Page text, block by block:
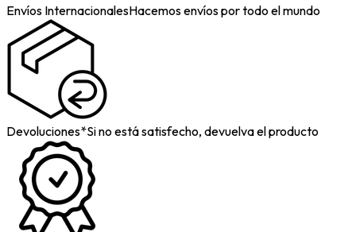
Envíos InternacionalesHacemos envíos por todo el mundo
Devoluciones*Si no está satisfecho, devuelva el producto